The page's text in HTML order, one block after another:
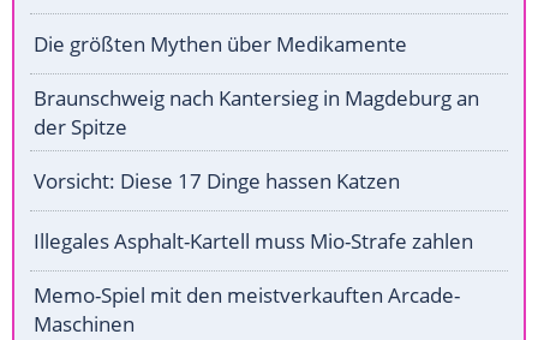
Die größten Mythen über Medikamente
Braunschweig nach Kantersieg in Magdeburg an
der Spitze
Vorsicht: Diese 17 Dinge hassen Katzen
Illegales Asphalt-Kartell muss Mio-Strafe zahlen
Memo-Spiel mit den meistverkauften Arcade-
Maschinen